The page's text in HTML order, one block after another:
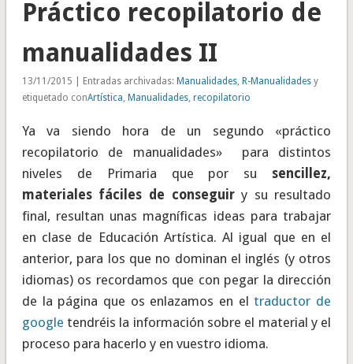
Práctico recopilatorio de
manualidades II
13/11/2015 | Entradas archivadas: Manualidades, R-Manualidadesy
etiquetado conArtística, Manualidades, recopilatorio
Ya va siendo hora de un segundo «práctico
recopilatorio de manualidades» para distintos
niveles de Primaria que por su sencillez,
materiales fáciles de conseguiry su resultado
final, resultan unas magníficas ideas para trabajar
en clase de Educación Artística. Al igual que en el
anterior, para los que no dominan el inglés (y otros
idiomas) os recordamos que con pegar la dirección
de la página que os enlazamos en eltraductor de
google tendréis la información sobre el material y el
proceso para hacerlo y en vuestro idioma.